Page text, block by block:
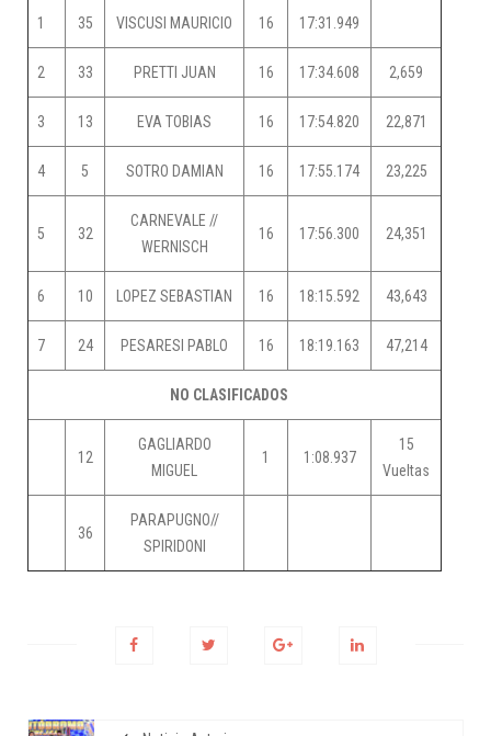
1 35 VISCUSI MAURICIO 16 17:31.949
2 33 PRETTI JUAN 16 17:34.608 2,659
3 13 EVA TOBIAS 16 17:54.820 22,871
4 5 SOTRO DAMIAN 16 17:55.174 23,225
5 32
CARNEVALE //
WERNISCH
16 17:56.300 24,351
6 10 LOPEZ SEBASTIAN 16 18:15.592 43,643
7 24 PESARESI PABLO 16 18:19.163 47,214
NO CLASIFICADOS
12
GAGLIARDO
MIGUEL
1 1:08.937
15
Vueltas
36
PARAPUGNO//
SPIRIDONI